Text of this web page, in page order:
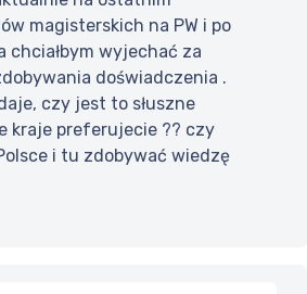
magisterskich na PW i po
chciałbym wyjechać za
doświadczenia .
czy jest to słuszne
kraje preferujecie ?? czy
i tu zdobywać wiedzę